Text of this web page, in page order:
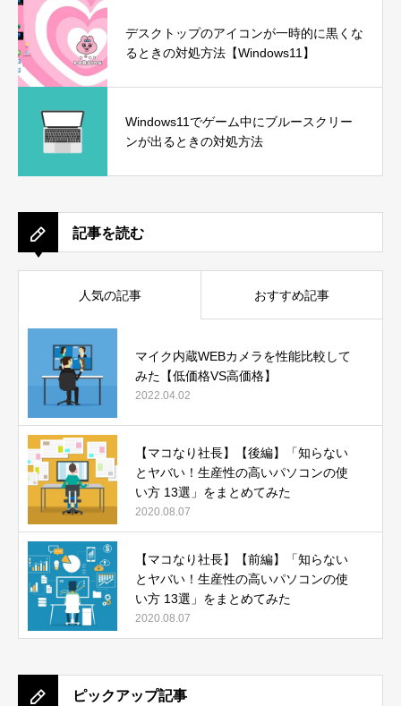
デスクトップのアイコンが一時的に黒くな
るときの対処方法【Windows11】
Windows11でゲーム中にブルースクリー
ンが出るときの対処方法
記事を読む
人気の記事 おすすめ記事
マイク内蔵WEBカメラを性能比較して
みた【低価格VS高価格】
2022.04.02
【マコなり社長】【後編】「知らない
とヤバい！生産性の高いパソコンの使
い方 13選」をまとめてみた
2020.08.07
【マコなり社長】【前編】「知らない
とヤバい！生産性の高いパソコンの使
い方 13選」をまとめてみた
2020.08.07
ピックアップ記事